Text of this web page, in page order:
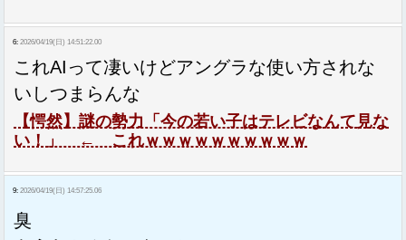
6: 2026/04/19(日) 14:51:22.00
これAIって凄いけどアングラな使い方されな
いしつまらんな
【愕然】謎の勢力「今の若い子はテレビなんて見な
い！」 ← これｗｗｗｗｗｗｗｗｗｗ
9: 2026/04/19(日) 14:57:25.06
臭